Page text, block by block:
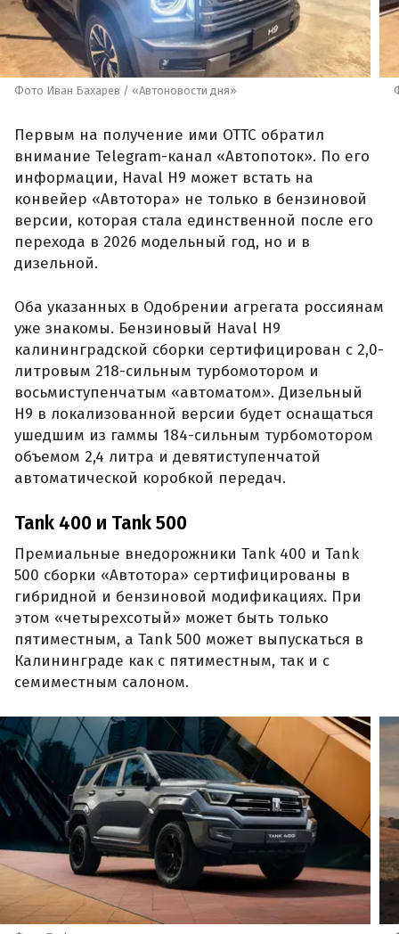
Фото Иван Бахарев / «Автоновости дня»
Первым на получение ими ОТТС обратил
внимание Telegram-канал «Автопоток». По его
информации, Haval H9 может встать на
конвейер «Автотора» не только в бензиновой
версии, которая стала единственной после его
перехода в 2026 модельный год, но и в
дизельной.
Оба указанных в Одобрении агрегата россиянам
уже знакомы. Бензиновый Haval H9
калининградской сборки сертифицирован с 2,0-
литровым 218-сильным турбомотором и
восьмиступенчатым «автоматом». Дизельный
H9 в локализованной версии будет оснащаться
ушедшим из гаммы 184-сильным турбомотором
объемом 2,4 литра и девятиступенчатой
автоматической коробкой передач.
Tank 400 и Tank 500
Премиальные внедорожники Tank 400 и Tank
500 сборки «Автотора» сертифицированы в
гибридной и бензиновой модификациях. При
этом «четырехсотый» может быть только
пятиместным, а Tank 500 может выпускаться в
Калининграде как с пятиместным, так и с
семиместным салоном.